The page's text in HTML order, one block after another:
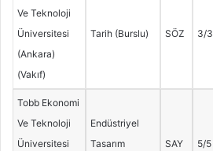
Ve Teknoloji
Üniversitesi
(Ankara)
(Vakıf)
Tarih (Burslu) SÖZ 3/3
Tobb Ekonomi
Ve Teknoloji
Üniversitesi
Endüstriyel
Tasarım
SAY 5/5